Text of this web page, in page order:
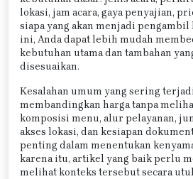
lokasi, jam acara, gaya penyajian,
siapa yang akan menjadi
ini, Anda dapat lebih mudah
kebutuhan utama dan tambahan
disesuaikan.
Kesalahan umum yang sering
membandingkan harga tanpa
komposisi menu, alur pelayanan,
akses lokasi, dan kesiapan
penting dalam menentukan
karena itu, artikel yang baik perlu
melihat konteks tersebut secara